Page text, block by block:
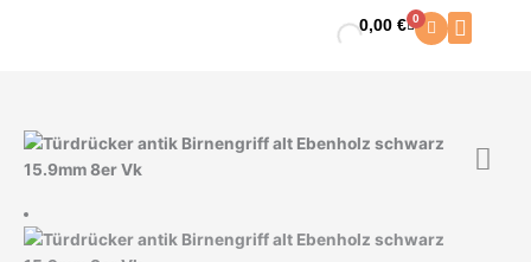
0,00€ 0
Warenkorb
Türdrücker
antik
alt
Ebenholz